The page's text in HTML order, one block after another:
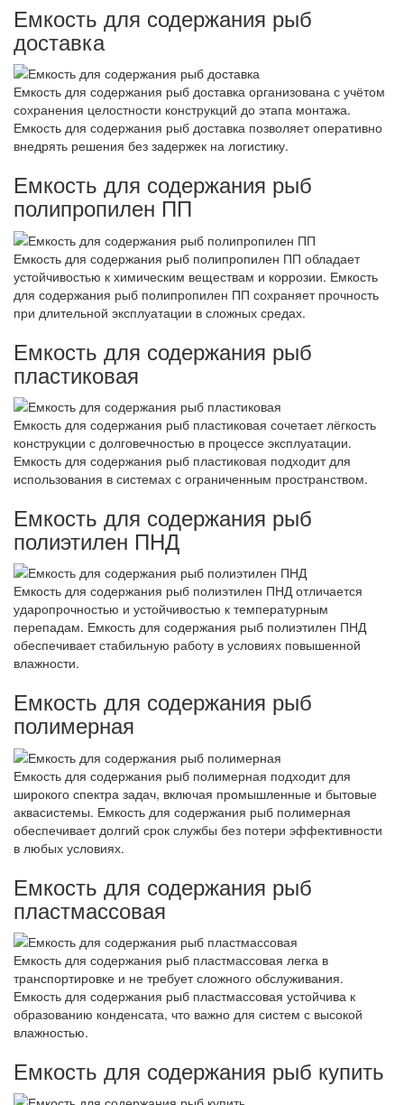
Емкость для содержания рыб
доставка
Емкость для содержания рыб доставка организована с учётом
сохранения целостности конструкций до этапа монтажа.
Емкость для содержания рыб доставка позволяет оперативно
внедрять решения без задержек на логистику.
Емкость для содержания рыб
полипропилен ПП
Емкость для содержания рыб полипропилен ПП обладает
устойчивостью к химическим веществам и коррозии. Емкость
для содержания рыб полипропилен ПП сохраняет прочность
при длительной эксплуатации в сложных средах.
Емкость для содержания рыб
пластиковая
Емкость для содержания рыб пластиковая сочетает лёгкость
конструкции с долговечностью в процессе эксплуатации.
Емкость для содержания рыб пластиковая подходит для
использования в системах с ограниченным пространством.
Емкость для содержания рыб
полиэтилен ПНД
Емкость для содержания рыб полиэтилен ПНД отличается
ударопрочностью и устойчивостью к температурным
перепадам. Емкость для содержания рыб полиэтилен ПНД
обеспечивает стабильную работу в условиях повышенной
влажности.
Емкость для содержания рыб
полимерная
Емкость для содержания рыб полимерная подходит для
широкого спектра задач, включая промышленные и бытовые
аквасистемы. Емкость для содержания рыб полимерная
обеспечивает долгий срок службы без потери эффективности
в любых условиях.
Емкость для содержания рыб
пластмассовая
Емкость для содержания рыб пластмассовая легка в
транспортировке и не требует сложного обслуживания.
Емкость для содержания рыб пластмассовая устойчива к
образованию конденсата, что важно для систем с высокой
влажностью.
Емкость для содержания рыб купить